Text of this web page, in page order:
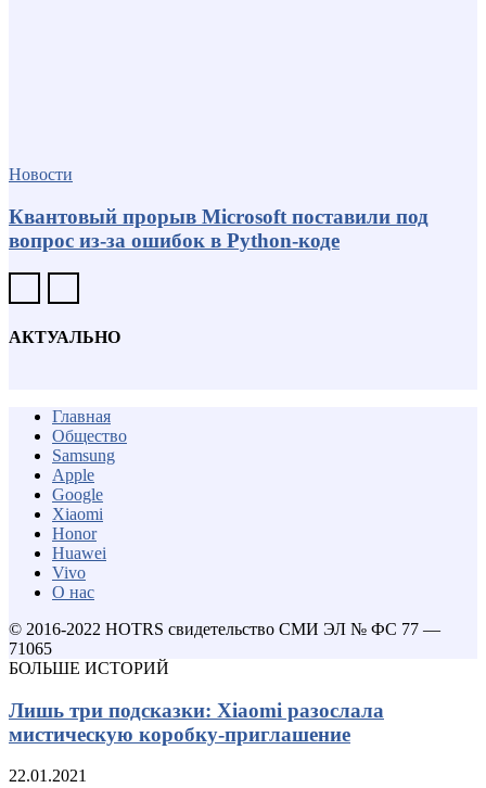
Новости
Квантовый прорыв Microsoft поставили под
вопрос из-за ошибок в Python-коде
АКТУАЛЬНО
Главная
Общество
Samsung
Apple
Google
Xiaomi
Honor
Huawei
Vivo
О нас
© 2016-2022 HOTRS свидетельство СМИ ЭЛ № ФС 77 —
71065
БОЛЬШЕ ИСТОРИЙ
Лишь три подсказки: Xiaomi разослала
мистическую коробку-приглашение
22.01.2021